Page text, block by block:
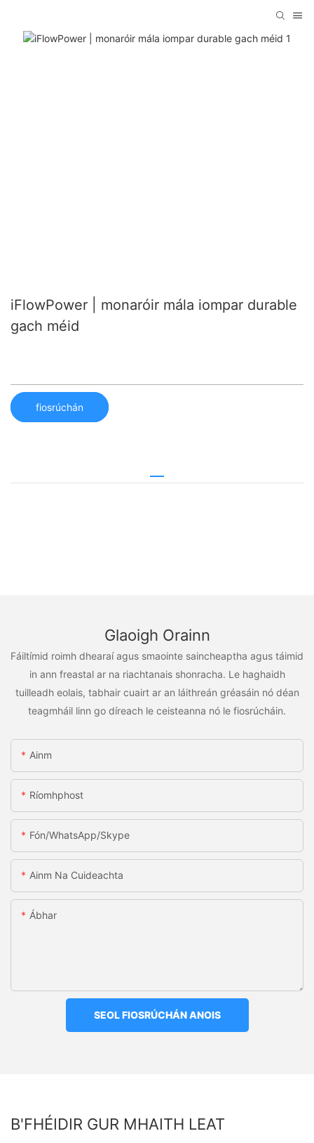
iFlowPower | monaróir mála iompar durable
gach méid
fiosrúchán
Glaoigh Orainn
Fáiltímid roimh dhearaí agus smaointe saincheaptha agus táimid
in ann freastal ar na riachtanais shonracha. Le haghaidh
tuilleadh eolais, tabhair cuairt ar an láithreán gréasáin nó déan
teagmháil linn go díreach le ceisteanna nó le fiosrúcháin.
Ainm
Ríomhphost
Fón/WhatsApp/Skype
Ainm Na Cuideachta
Ábhar
SEOL FIOSRÚCHÁN ANOIS
B'FHÉIDIR GUR MHAITH LEAT